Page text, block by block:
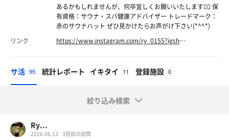
あるかもしれませんが、何卒宜しくお願いいたします🙇‍♀️ 保
有資格：サウナ・スパ健康アドバイザー トレードマーク：
赤のサウナハット ぜひ見かけたらお声がけ下さい(*^^*)
リンク
https://www.instagram.com/ry_0155?igsh=YTZtOTVhMnFra29q&utm_source=qr
サ活 95 統計レポート イキタイ 11 登録施設 0
絞り込み検索
Ry...
2026.06.13 3回目の訪問